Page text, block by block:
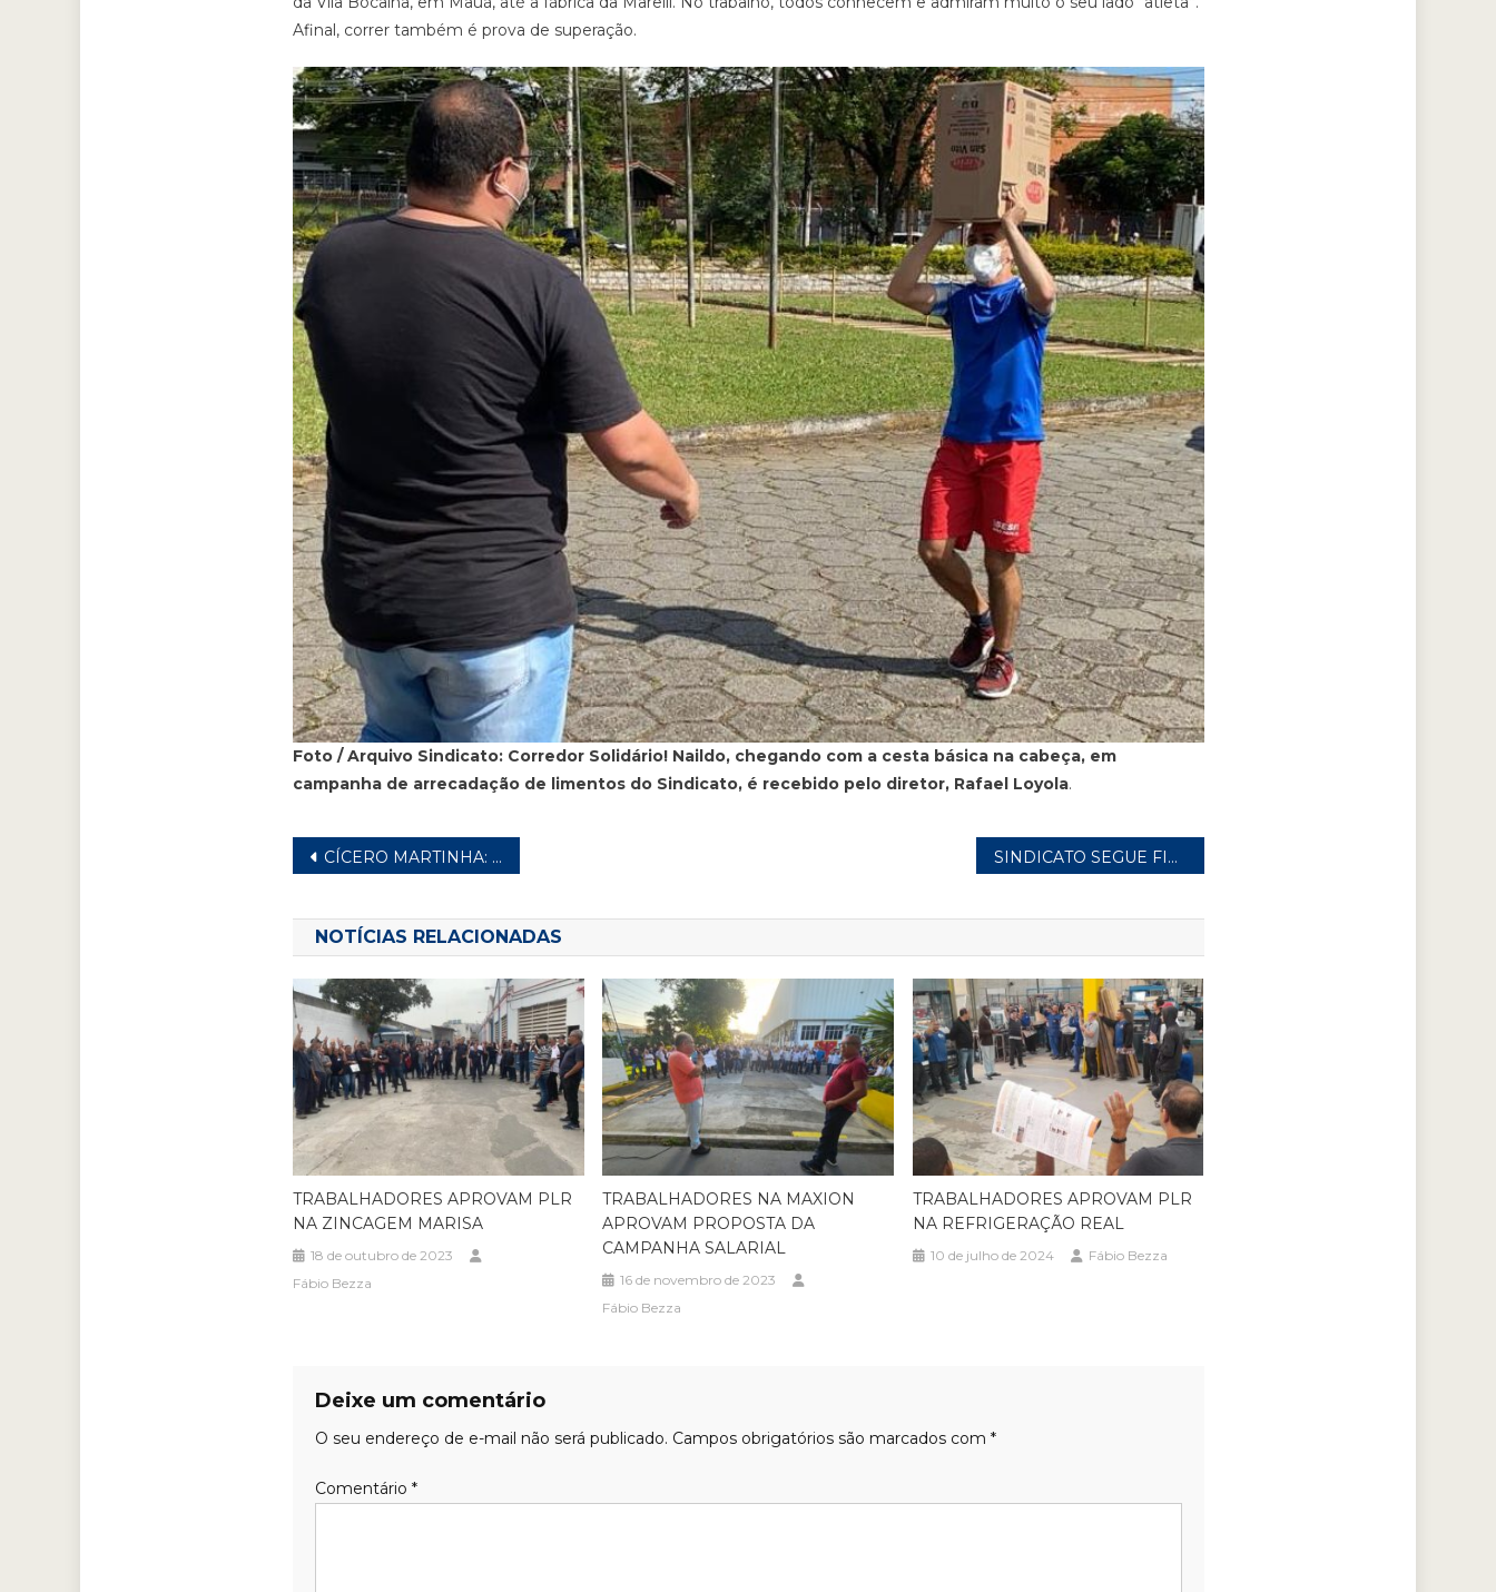
Afinal, correr também é prova de superação.
Foto / Arquivo Sindicato: Corredor Solidário! Naildo, chegando com a cesta básica na cabeça, em
campanha de arrecadação de limentos do Sindicato, é recebido pelo diretor, Rafael Loyola.
Navegação
Post
CÍCERO MARTINHA: 40 ANOS DO MOVIMENTO DIRETAS JÁ! SINDICATO SEGUE FIRME NA PORTA DAS FÁBRICAS COM OS TRABALHADORES
NOTÍCIAS RELACIONADAS
TRABALHADORES APROVAM PLR
NA ZINCAGEM MARISA
18 de outubro de 2023
Fábio Bezza
TRABALHADORES NA MAXION
APROVAM PROPOSTA DA
CAMPANHA SALARIAL
16 de novembro de 2023
Fábio Bezza
TRABALHADORES APROVAM PLR
NA REFRIGERAÇÃO REAL
10 de julho de 2024 Fábio Bezza
Deixe um comentário
O seu endereço de e-mail não será publicado. Campos obrigatórios são marcados com *
Comentário *